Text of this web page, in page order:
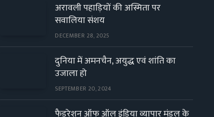
अरावली पहाड़ियों की अस्मिता पर
सवालिया संशय
DECEMBER 28, 2025
दुनिया में अमनचैन, अयुद्ध एवं शांति का
उजाला हो
SEPTEMBER 20, 2024
फैडरेशन ऑफ ऑल इंडिया व्यापार मंडल के